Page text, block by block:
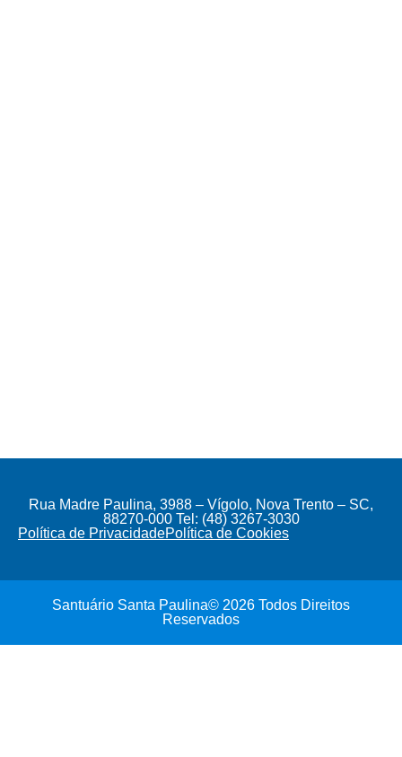
Rua Madre Paulina, 3988 – Vígolo, Nova Trento – SC,
88270-000 Tel: (48) 3267-3030
Política de PrivacidadePolítica de Cookies
Santuário Santa Paulina© 2026 Todos Direitos
Reservados